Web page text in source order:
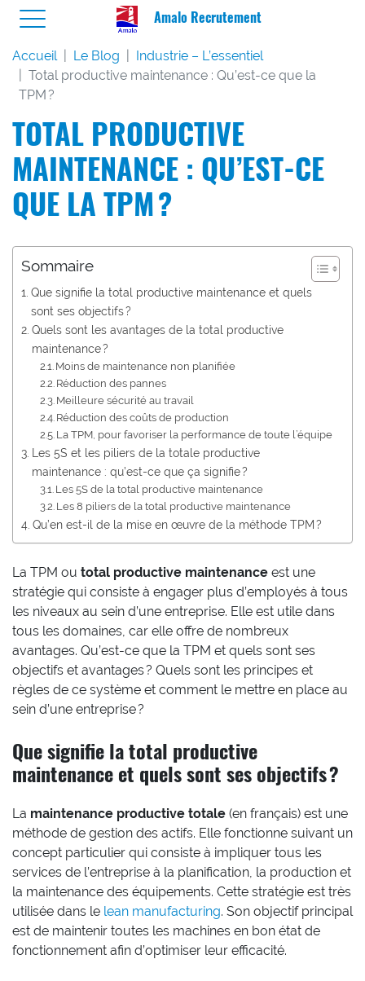
Amalo Recrutement
Accueil Le Blog
Industrie – L’essentiel
Total productive maintenance : Qu’est-ce que la
TPM ?
TOTAL PRODUCTIVE
MAINTENANCE : QU’EST-CE
QUE LA TPM ?
Sommaire
Que signifie la total productive maintenance et quels
sont ses objectifs ?
Quels sont les avantages de la total productive
maintenance ?
Moins de maintenance non planifiée
Réduction des pannes
Meilleure sécurité au travail
Réduction des coûts de production
La TPM, pour favoriser la performance de toute l’équipe
Les 5S et les piliers de la totale productive
maintenance : qu’est-ce que ça signifie ?
Les 5S de la total productive maintenance
Les 8 piliers de la total productive maintenance
Qu’en est-il de la mise en œuvre de la méthode TPM ?
La TPM ou total productive maintenance est une
stratégie qui consiste à engager plus d’employés à tous
les niveaux au sein d’une entreprise. Elle est utile dans
tous les domaines, car elle offre de nombreux
avantages. Qu’est-ce que la TPM et quels sont ses
objectifs et avantages ? Quels sont les principes et
règles de ce système et comment le mettre en place au
sein d’une entreprise ?
Que signifie la total productive
maintenance et quels sont ses objectifs ?
La maintenance productive totale (en français) est une
méthode de gestion des actifs. Elle fonctionne suivant un
concept particulier qui consiste à impliquer tous les
services de l’entreprise à la planification, la production et
la maintenance des équipements. Cette stratégie est très
utilisée dans le lean manufacturing. Son objectif principal
est de maintenir toutes les machines en bon état de
fonctionnement afin d’optimiser leur efficacité.